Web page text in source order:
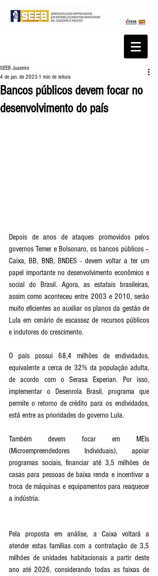
Bancos públicos devem focar no
desenvolvimento do país
SEEB Juazeiro
4 de jan. de 2023 1 min de leitura
Depois de anos de ataques promovidos pelos
governos Temer e Bolsonaro, os bancos públicos –
Caixa, BB, BNB, BNDES - devem voltar a ter um
papel importante no desenvolvimento econômico e
social do Brasil. Agora, as estatais brasileiras,
assim como aconteceu entre 2003 e 2010, serão
muito eficientes ao auxiliar os planos da gestão de
Lula em cenário de escassez de recursos públicos
e indutores do crescimento.
O país possui 68,4 milhões de endividados,
equivalente a cerca de 32% da população adulta,
de acordo com o Serasa Experian. Por isso,
implementar o Desenrola Brasil, programa que
permite o retorno de crédito para os endividados,
está entre as prioridades do governo Lula.
Também devem focar em MEIs
(Microempreendedores Individuais), apoiar
programas sociais, financiar até 3,5 milhões de
casas para pessoas de baixa renda e incentivar a
troca de máquinas e equipamentos para reaquecer
a indústria.
Pela proposta em análise, a Caixa voltará a
atender estas famílias com a contratação de 3,5
milhões de unidades habitacionais a partir deste
ano até 2026, considerando todas as faixas de